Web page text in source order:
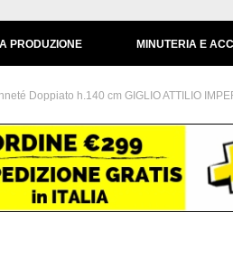
PRODUZIONE MINUTERIA E
Doppiato h.140 cm GIGLIO ATTILIO